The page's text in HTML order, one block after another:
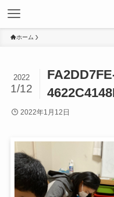
ホーム
2022
1/12
2022年1月12日